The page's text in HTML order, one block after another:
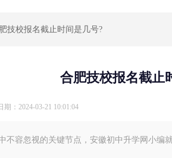
技校报名截止时间是几号?
合肥技校报名截止
期：2024-03-21 10:01:04
容忽视的关键节点，安徽初中升学网小编